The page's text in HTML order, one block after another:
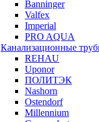
Banninger
Valfex
Imperial
PRO AQUA
Канализационные
REHAU
Uponor
ПОЛИТЭК
Nashorn
Ostendorf
Millennium